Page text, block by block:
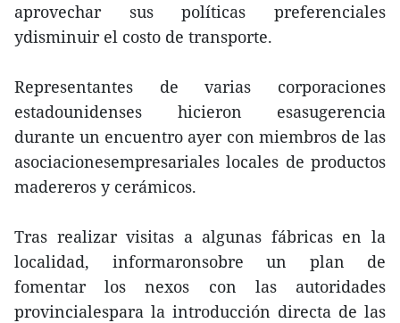
aprovechar sus políticas preferenciales
ydisminuir el costo de transporte.
Representantes de varias corporaciones
estadounidenses hicieron esasugerencia
durante un encuentro ayer con miembros de las
asociacionesempresariales locales de productos
madereros y cerámicos.
Tras realizar visitas a algunas fábricas en la
localidad, informaronsobre un plan de
fomentar los nexos con las autoridades
provincialespara la introducción directa de las